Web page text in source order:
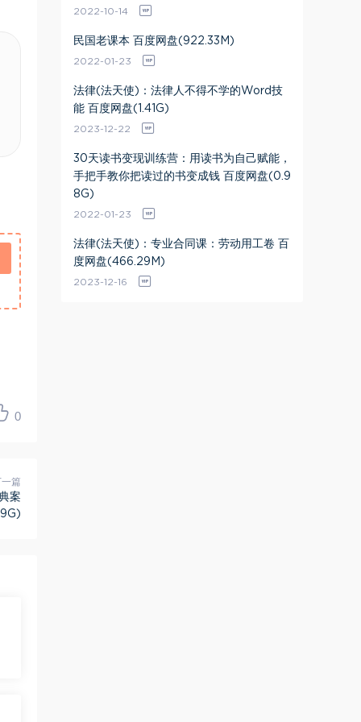
0
篇
案
2022-10-14
民国老课本 百度网盘(922.33M)
2022-01-23
法律(法天使)：法律人不得不学的Word技
能 百度网盘(1.41G)
2023-12-22
30天读书变现训练营：用读书为自己赋能，
手把手教你把读过的书变成钱 百度网盘(0.9
8G)
2022-01-23
法律(法天使)：专业合同课：劳动用工卷 百
度网盘(466.29M)
2023-12-16